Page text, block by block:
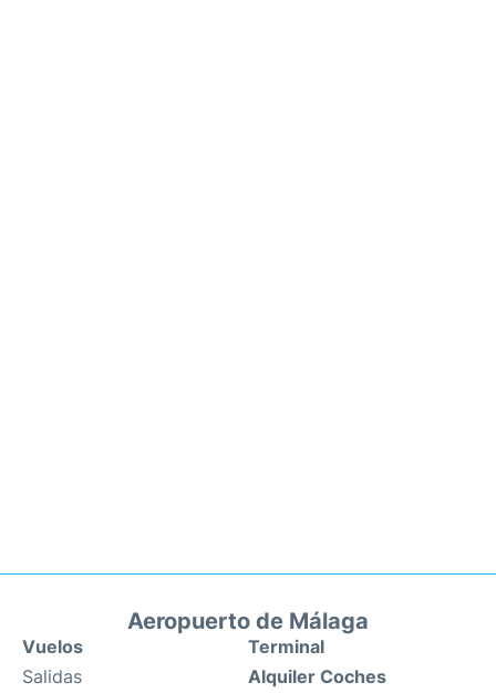
Aeropuerto de Málaga
Vuelos
Salidas
Terminal
Alquiler Coches